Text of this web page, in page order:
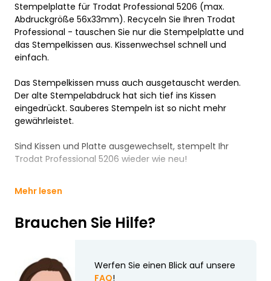
Stempelplatte für Trodat Professional 5206 (max.
Abdruckgröße 56x33mm). Recyceln Sie Ihren Trodat
Professional - tauschen Sie nur die Stempelplatte und
das Stempelkissen aus. Kissenwechsel schnell und
einfach.
Das Stempelkissen muss auch ausgetauscht werden.
Der alte Stempelabdruck hat sich tief ins Kissen
eingedrückt. Sauberes Stempeln ist so nicht mehr
gewährleistet.
Sind Kissen und Platte ausgewechselt, stempelt Ihr
Trodat Professional 5206 wieder wie neu!
Mehr lesen
Brauchen Sie Hilfe?
Werfen Sie einen Blick auf unsere
FAQ!